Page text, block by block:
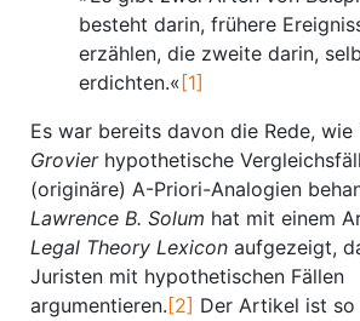
besteht darin, frühere
erzählen, die zweite darin,
erdichten.« [1]
Es war bereits davon die Rede, wie
Grovierhypothetische
(originäre) A-Priori-Analogien
Lawrence B. Solum hat mit einem
Legal Theory Lexicon aufgezeigt,
Juristen mit hypothetischen Fällen
argumentieren. [2] Der Artikel ist